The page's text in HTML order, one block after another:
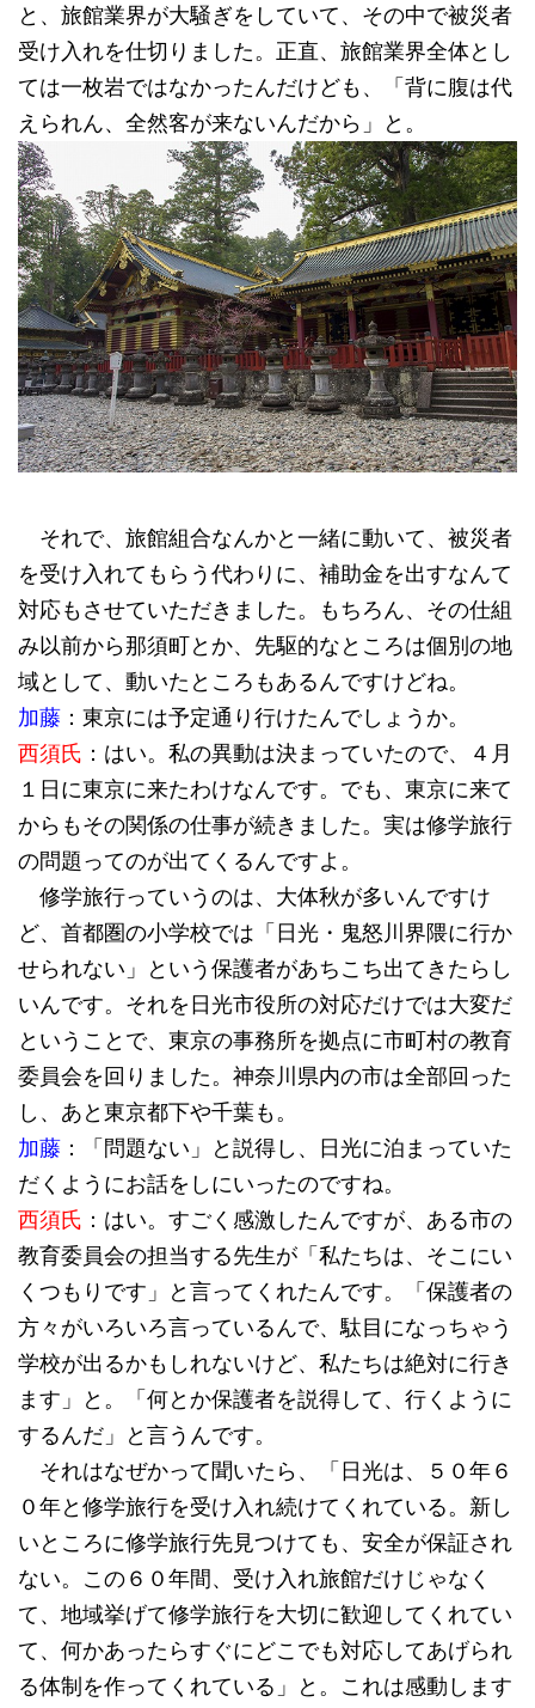
と、旅館業界が大騒ぎをしていて、その中で被災者
受け入れを仕切りました。正直、旅館業界全体とし
ては一枚岩ではなかったんだけども、「背に腹は代
えられん、全然客が来ないんだから」と。
それで、旅館組合なんかと一緒に動いて、被災者
を受け入れてもらう代わりに、補助金を出すなんて
対応もさせていただきました。もちろん、その仕組
み以前から那須町とか、先駆的なところは個別の地
域として、動いたところもあるんですけどね。
加藤 ：東京には予定通り行けたんでしょうか。
西須氏 ：はい。私の異動は決まっていたので、４月
１日に東京に来たわけなんです。でも、東京に来て
からもその関係の仕事が続きました。実は修学旅行
の問題ってのが出てくるんですよ。
修学旅行っていうのは、大体秋が多いんですけ
ど、首都圏の小学校では「日光・鬼怒川界隈に行か
せられない」という保護者があちこち出てきたらし
いんです。それを日光市役所の対応だけでは大変だ
ということで、東京の事務所を拠点に市町村の教育
委員会を回りました。神奈川県内の市は全部回った
し、あと東京都下や千葉も。
加藤 ：「問題ない」と説得し、日光に泊まっていた
だくようにお話をしにいったのですね。
西須氏 ：はい。すごく感激したんですが、ある市の
教育委員会の担当する先生が「私たちは、そこにい
くつもりです」と言ってくれたんです。「保護者の
方々がいろいろ言っているんで、駄目になっちゃう
学校が出るかもしれないけど、私たちは絶対に行き
ます」と。「何とか保護者を説得して、行くように
するんだ」と言うんです。
それはなぜかって聞いたら、「日光は、５０年６
０年と修学旅行を受け入れ続けてくれている。新し
いところに修学旅行先見つけても、安全が保証され
ない。この６０年間、受け入れ旅館だけじゃなく
て、地域挙げて修学旅行を大切に歓迎してくれてい
て、何かあったらすぐにどこでも対応してあげられ
る体制を作ってくれている」と。これは感動します